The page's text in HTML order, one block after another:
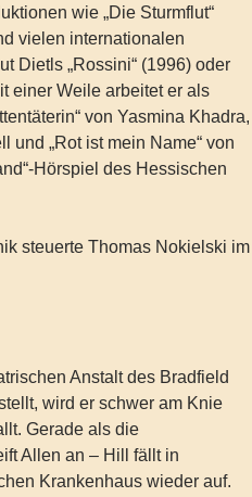
wie „Die Sturmflut“
vielen internationalen
Dietls „Rossini“ (1996) oder
einer Weile arbeitet er als
von Yasmina Khadra,
und „Rot ist mein Name“ von
Hörspiel des Hessischen
steuerte Thomas Nokielski im
Anstalt des Bradfield
wird er schwer am Knie
Gerade als die
Allen an – Hill fällt in
Krankenhaus wieder auf.